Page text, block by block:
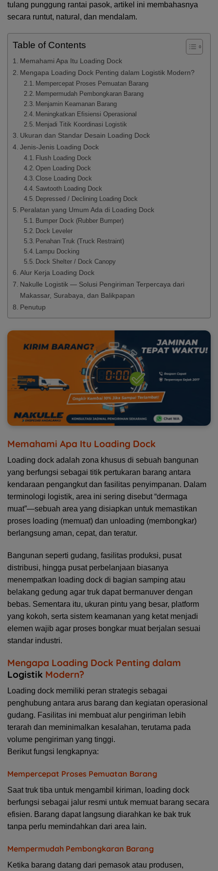
tulang punggung rantai pasok, artikel ini membahasnya
secara runtut, natural, dan mendalam.
Table of Contents
Memahami Apa Itu Loading Dock
Mengapa Loading Dock Penting dalam Logistik Modern?
Mempercepat Proses Pemuatan Barang
Mempermudah Pembongkaran Barang
Menjamin Keamanan Barang
Meningkatkan Efisiensi Operasional
Menjadi Titik Koordinasi Logistik
Ukuran dan Standar Desain Loading Dock
Jenis-Jenis Loading Dock
Flush Loading Dock
Open Loading Dock
Close Loading Dock
Sawtooth Loading Dock
Depressed / Declining Loading Dock
Peralatan yang Umum Ada di Loading Dock
Bumper Dock (Rubber Bumper)
Dock Leveler
Penahan Truk (Truck Restraint)
Lampu Docking
Dock Shelter / Dock Canopy
Alur Kerja Loading Dock
Nakulle Logistik — Solusi Pengiriman Terpercaya dari
Makassar, Surabaya, dan Balikpapan
Penutup
Memahami Apa Itu Loading Dock
Loading dock adalah zona khusus di sebuah bangunan
yang berfungsi sebagai titik pertukaran barang antara
kendaraan pengangkut dan fasilitas penyimpanan. Dalam
terminologi logistik, area ini sering disebut “dermaga
muat”—sebuah area yang disiapkan untuk memastikan
proses loading (memuat) dan unloading (membongkar)
berlangsung aman, cepat, dan teratur.
Bangunan seperti gudang, fasilitas produksi, pusat
distribusi, hingga pusat perbelanjaan biasanya
menempatkan loading dock di bagian samping atau
belakang gedung agar truk dapat bermanuver dengan
bebas. Sementara itu, ukuran pintu yang besar, platform
yang kokoh, serta sistem keamanan yang ketat menjadi
elemen wajib agar proses bongkar muat berjalan sesuai
standar industri.
Mengapa Loading Dock Penting dalam
Logistik Modern?
Loading dock memiliki peran strategis sebagai
penghubung antara arus barang dan kegiatan operasional
gudang. Fasilitas ini membuat alur pengiriman lebih
terarah dan meminimalkan kesalahan, terutama pada
volume pengiriman yang tinggi.
Berikut fungsi lengkapnya:
Mempercepat Proses Pemuatan Barang
Saat truk tiba untuk mengambil kiriman, loading dock
berfungsi sebagai jalur resmi untuk memuat barang secara
efisien. Barang dapat langsung diarahkan ke bak truk
tanpa perlu memindahkan dari area lain.
Mempermudah Pembongkaran Barang
Ketika barang datang dari pemasok atau produsen,